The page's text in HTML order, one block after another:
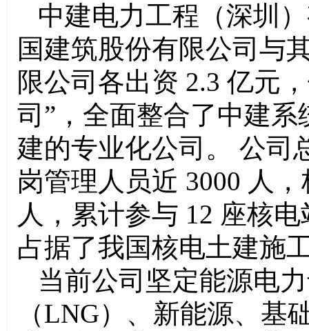
中建电力工程（深圳
国建筑股份有限公司 与
限公司各出资 2.3 亿元
司”，全面整合了中建
建的专业化公司。 公司
岗管理人员近 3000 人
人，累计参与 12 座核
占据了我国核电土建施
当前公司坚定能源电
（LNG）、新能源、基